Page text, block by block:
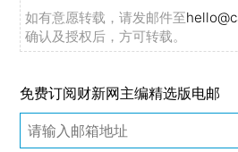
如有意愿转载，请发邮件至
确认及授权后，方可转载。
免费订阅财新网主编精选版电邮